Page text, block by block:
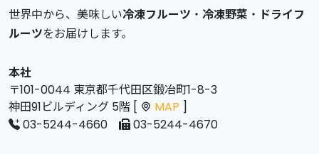
世界中から、美味しい冷凍フルーツ ・ 冷凍野菜 ・ ドライフ
ルーツをお届けします。
本社
〒101-0044 東京都千代田区鍛冶町1-8-3
神田91ビルディング 5階 [
MAP ]
03-5244-4660
03-5244-4670